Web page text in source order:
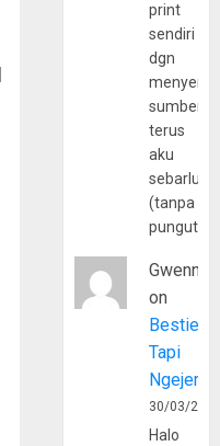
print
sendiri
dgn
sumber
terus
aku
(tanpa
Gwenny
on
Bestie
Tapi
30/03/
Halo